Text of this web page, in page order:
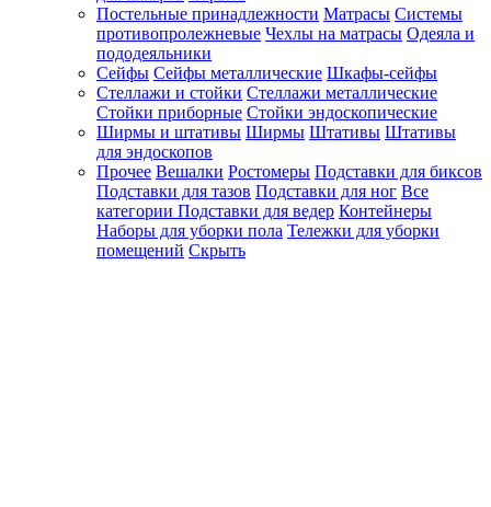
Постельные принадлежности Матрасы Системы
противопролежневые Чехлы на матрасы Одеяла и
пододеяльники
Сейфы Сейфы металлические Шкафы-сейфы
Стеллажи и стойки Стеллажи металлические
Стойки приборные Стойки эндоскопические
Ширмы и штативы Ширмы Штативы Штативы
для эндоскопов
Прочее Вешалки Ростомеры Подставки для биксов
Подставки для тазов Подставки для ног Все
категории Подставки для ведер Контейнеры
Наборы для уборки пола Тележки для уборки
помещений Скрыть